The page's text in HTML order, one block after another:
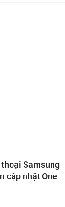
Samsung
cập nhật One